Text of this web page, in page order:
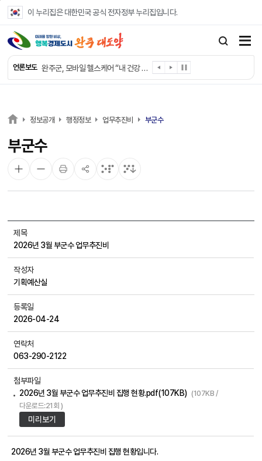
이 누리집은 대한민국 공식 전자정부 누리집입니다.
언론보도
완주군, ‘수의계약 총량제’ 개편 운영
완주군, 읍·면별 의료 환경 다각도 진단한다
완주군 “여름휴가철 청소년 안전 지킨다”
㈜새눈, 완주군에 성금 1,000만 원 기탁
정보공개 행정정보 업무추진비 부군수
부군수
제목
2026년 3월 부군수 업무추진비
작성자
기획예산실
등록일
2026-04-24
연락처
063-290-2122
첨부파일
2026년 3월 부군수 업무추진비 집행 현황.pdf(107KB) (107KB /
다운로드:21회 )
미리보기
2026년 3월 부군수 업무추진비 집행 현황입니다.